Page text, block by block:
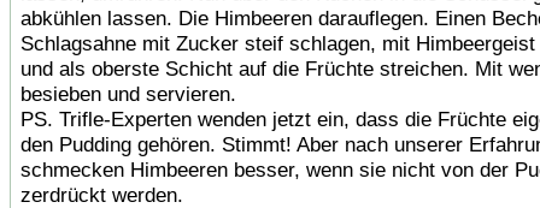
abkühlen lassen. Die Himbeeren darauflegen. Einen
Schlagsahne mit Zucker steif schlagen, mit
und als oberste Schicht auf die Früchte streichen. Mit
besieben und servieren.
PS. Trifle-Experten wenden jetzt ein, dass die Früchte
den Pudding gehören. Stimmt! Aber nach unserer
schmecken Himbeeren besser, wenn sie nicht von der
zerdrückt werden.